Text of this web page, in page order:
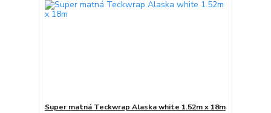
Super matná Teckwrap Alaska white 1.52m x 18m